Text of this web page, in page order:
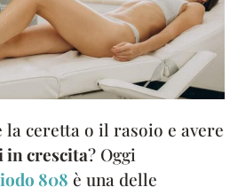
la ceretta o il rasoio e avere
in crescita? Oggi
808 è una delle